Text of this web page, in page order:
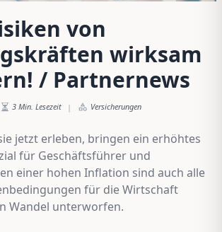
von
wirksam
/ Partnernews
3 Min. Lesezeit | Versicherungen
jetzt erleben, bringen ein erhöhtes
für Geschäftsführer und
einer hohen Inflation sind auch alle
für die Wirtschaft
Wandel unterworfen.